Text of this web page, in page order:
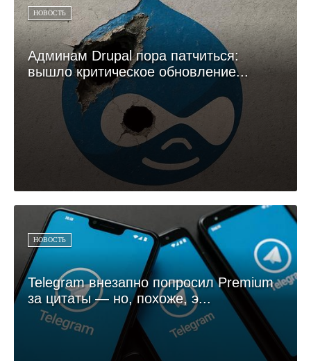
НОВОСТЬ
Админам Drupal пора патчиться:
вышло критическое обновление...
НОВОСТЬ
Telegram внезапно попросил Premium
за цитаты — но, похоже, э...